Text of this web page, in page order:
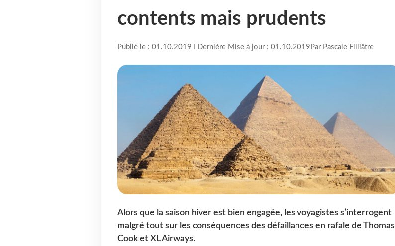
contents mais prudents
Publié le : 01.10.2019 I Dernière Mise à jour : 01.10.2019 Par Pascale Filliâtre
Alors que la saison hiver est bien engagée, les voyagistes s’interrogent
malgré tout sur les conséquences des défaillances en rafale de Thomas
Cook et XL Airways.